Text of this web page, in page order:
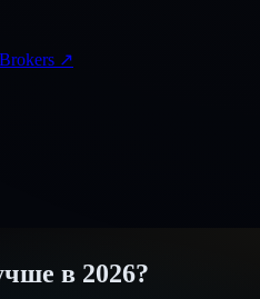
Brokers ↗
в 2026?